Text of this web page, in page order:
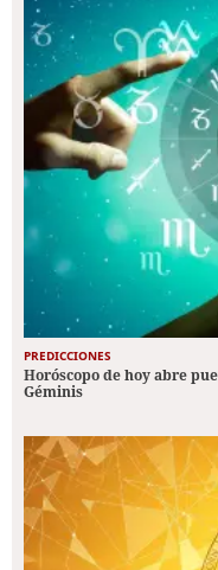
PREDICCIONES
Horóscopo de hoy abre
Géminis